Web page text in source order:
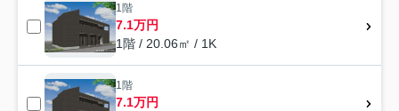
1階
7.1万円
1階 / 20.06㎡ / 1K
1階
7.1万円